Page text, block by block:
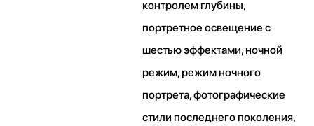
контролем глубины,
портретное освещение с
шестью эффектами, ночной
режим, режим ночного
портрета, фотографические
стили последнего поколения,